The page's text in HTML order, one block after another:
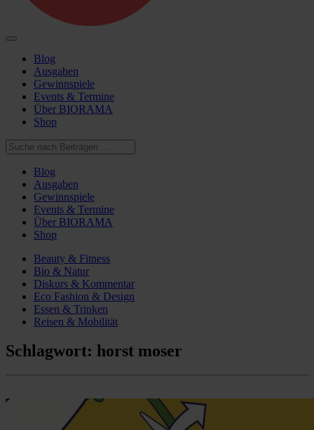
Blog
Ausgaben
Gewinnspiele
Events & Termine
Über BIORAMA
Shop
Blog
Ausgaben
Gewinnspiele
Events & Termine
Über BIORAMA
Shop
Beauty & Fitness
Bio & Natur
Diskurs & Kommentar
Eco Fashion & Design
Essen & Trinken
Reisen & Mobilität
Schlagwort: horst moser